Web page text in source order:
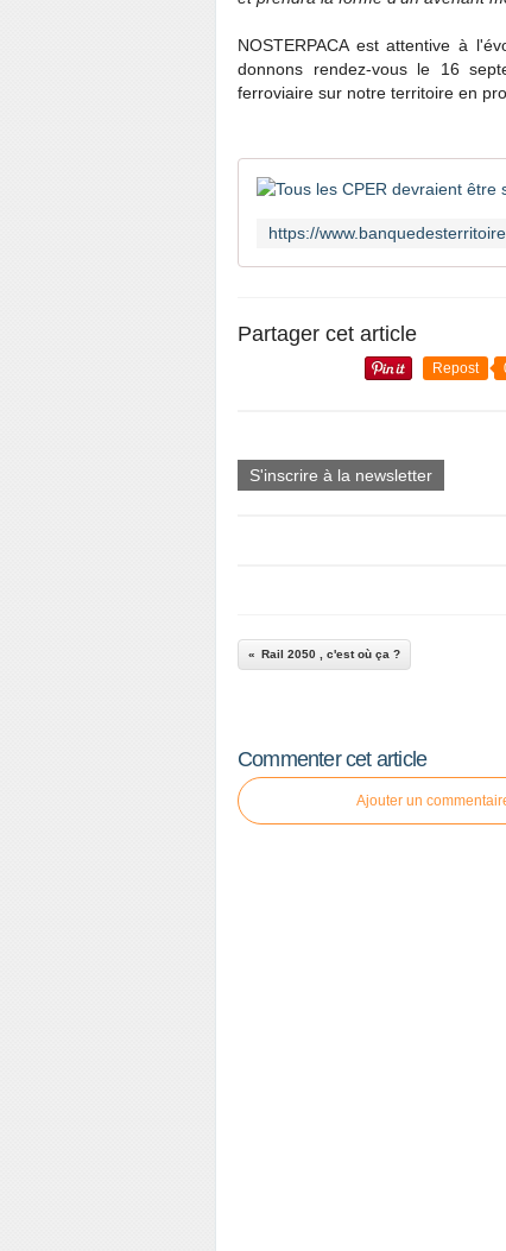
NOSTERPACA est attentive à
donnons rendez-vous le 16
ferroviaire sur notre territoire en
Partager cet article
Repost
S'inscrire à la newsletter
Rail 2050 , c'est où ça ?
Commenter cet article
Ajouter un